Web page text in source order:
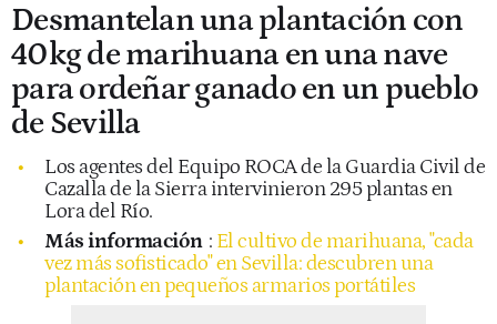
Desmantelan una plantación con
40kg de marihuana en una nave
para ordeñar ganado en un pueblo
de Sevilla
Los agentes del Equipo ROCA de la Guardia Civil de
Cazalla de la Sierra intervinieron 295 plantas en
Lora del Río.
Más información : El cultivo de marihuana, "cada
vez más sofisticado" en Sevilla: descubren una
plantación en pequeños armarios portátiles